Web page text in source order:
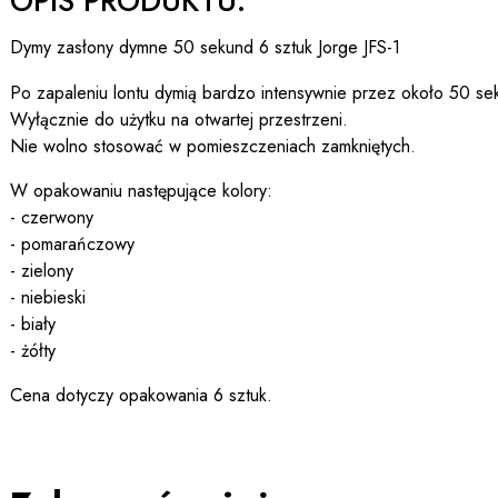
Dymy zasłony dymne 50 sekund 6 sztuk Jorge JFS-1
Po zapaleniu lontu dymią bardzo intensywnie przez około 50
Wyłącznie do użytku na otwartej przestrzeni.
Nie wolno stosować w pomieszczeniach zamkniętych.
W opakowaniu następujące kolory:
- czerwony
- pomarańczowy
- zielony
- niebieski
- biały
- żółty
Cena dotyczy opakowania 6 sztuk.